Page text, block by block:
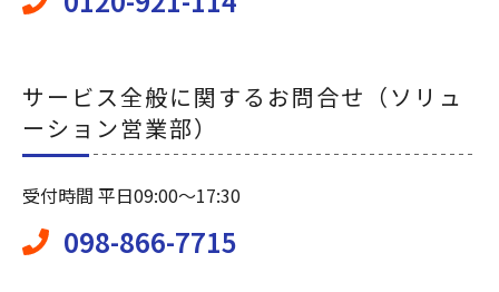
サービス全般に関するお問合せ（ソリュ
ーション営業部）
受付時間 平日09:00～17:30
098-866-7715